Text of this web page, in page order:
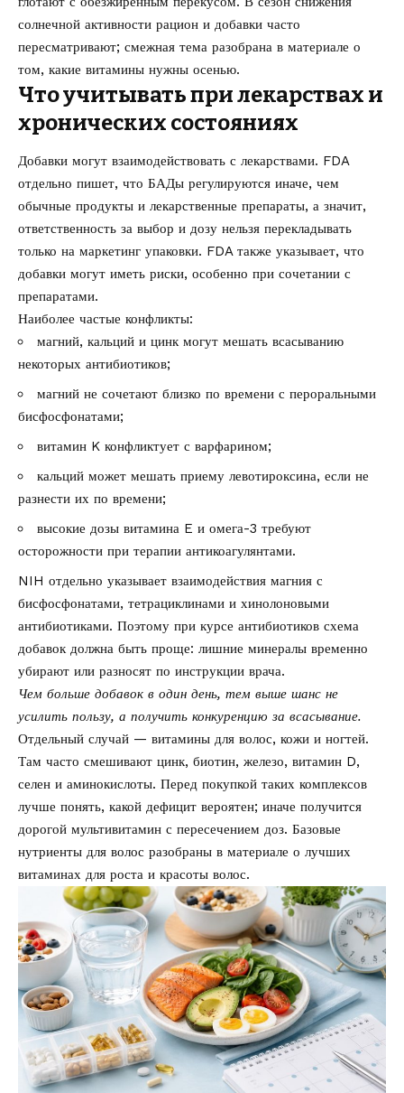
солнечной активности рацион и добавки часто
пересматривают; смежная тема разобрана в материале о
том, какие витамины нужны осенью.
Что учитывать при лекарствах и
хронических состояниях
Добавки могут взаимодействовать с лекарствами. FDA
отдельно пишет, что БАДы регулируются иначе, чем
обычные продукты и лекарственные препараты, а значит,
ответственность за выбор и дозу нельзя перекладывать
только на маркетинг упаковки. FDAтакже указывает, что
добавки могут иметь риски, особенно при сочетании с
препаратами.
Наиболее частые конфликты:
магний, кальций и цинк могут мешать всасыванию
некоторых антибиотиков;
магний не сочетают близко по времени с пероральными
бисфосфонатами;
витамин K конфликтует с варфарином;
кальций может мешать приему левотироксина, если не
разнести их по времени;
высокие дозы витамина E и омега-3 требуют
осторожности при терапии антикоагулянтами.
NIH отдельно указывает взаимодействия магния с
бисфосфонатами, тетрациклинами и хинолоновыми
антибиотиками. Поэтому при курсе антибиотиков схема
добавок должна быть проще: лишние минералы временно
убирают или разносят по инструкции врача.
Чем больше добавок в один день, тем выше шанс не
усилить пользу, а получить конкуренцию за всасывание.
Отдельный случай — витамины для волос, кожи и ногтей.
Там часто смешивают цинк, биотин, железо, витамин D,
селен и аминокислоты. Перед покупкой таких комплексов
лучше понять, какой дефицит вероятен; иначе получится
дорогой мультивитамин с пересечением доз. Базовые
нутриенты для волос разобраны в материале о лучших
витаминах для роста и красоты волос.